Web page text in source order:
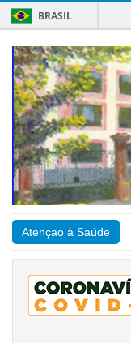
BRASIL
Atençao à Saúde